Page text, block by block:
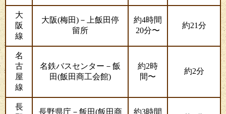
大
阪
線
大阪(梅田)－上飯田停
留所
約4時間
20分〜
約21分
名
古
屋
線
名鉄バスセンター－飯
田(飯田商工会館)
約2時
間〜
約2分
長
長野県庁－飯田(飯田商 約3時間